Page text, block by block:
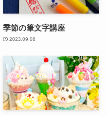
季節の筆文字講座
2023.09.08